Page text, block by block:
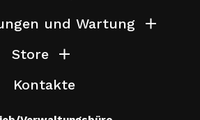
und Wartung
Store
Kontakte